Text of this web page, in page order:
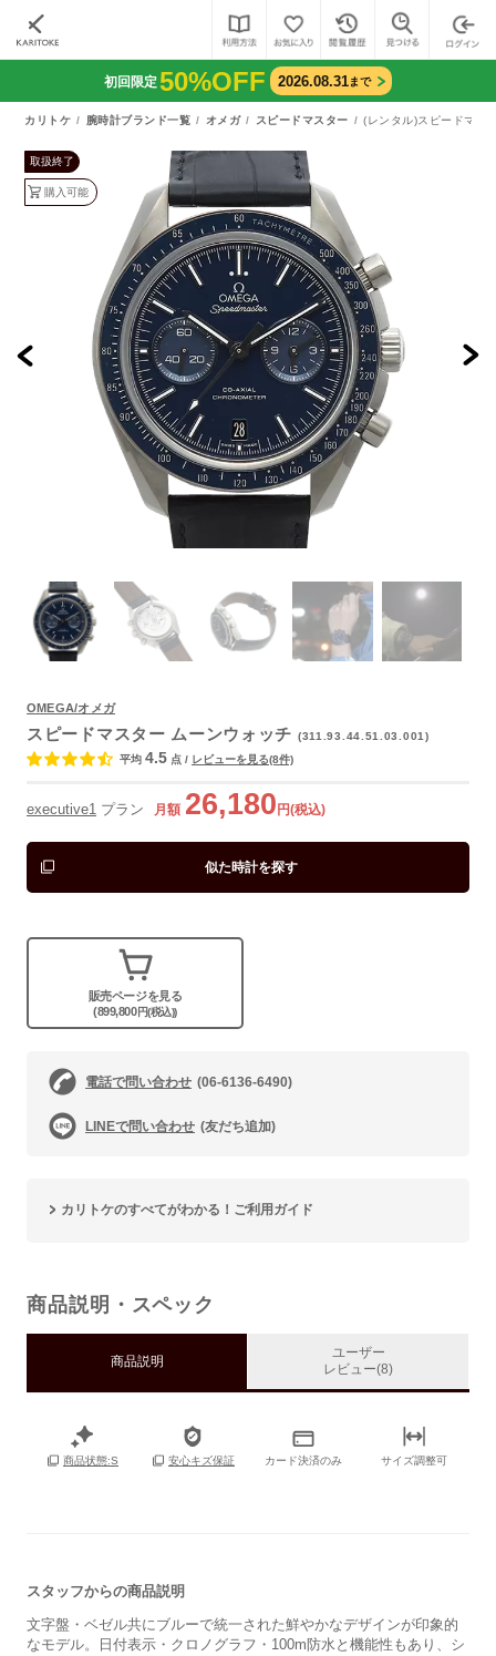
初回限定50%OFF 2026.08.31まで
カリトケ 腕時計ブランド一覧 オメガ スピードマスター (レンタル)スピードマ
取扱終了
購入可能
OMEGA/オメガ
スピードマスター ムーンウォッチ (311.93.44.51.03.001)
平均 4.5 点 / レビューを見る(8件)
executive1 プラン 月額 26,180 円(税込)
似た時計を探す
販売ページを見る
(899,800円(税込))
電話で問い合わせ (06-6136-6490)
LINEで問い合わせ (友だち追加)
カリトケのすべてがわかる！ご利用ガイド
商品説明・スペック
商品説明
ユーザー
レビュー(8)
商品状態:S 安心キズ保証 カード決済のみ サイズ調整可
スタッフからの商品説明
文字盤・ベゼル共にブルーで統一された鮮やかなデザインが印象的
なモデル。日付表示・クロノグラフ・100m防水と機能性もあり、シ
よくあるご質問